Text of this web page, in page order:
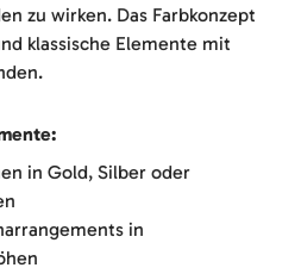
zu wirken. Das Farbkonzept
klassische Elemente mit
in Gold, Silber oder
in